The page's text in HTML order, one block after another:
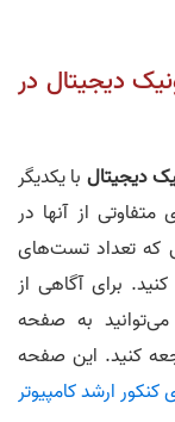
دیجیتال در
دیجیتال با یکدیگر
از آنها در
که تعداد تست‌های
برای آگاهی از
به صفحه
کنید. این صفحه
ارشد کامپیوتر